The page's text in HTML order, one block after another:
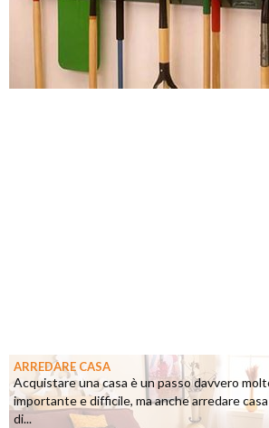
ARREDARE CASA
Acquistare una casa è un passo davvero
importante e difficile, ma anche arredare
di...